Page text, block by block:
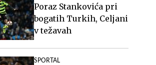
Poraz Stankovića pri
bogatih Turkih, Celjani
v težavah
SPORTAL